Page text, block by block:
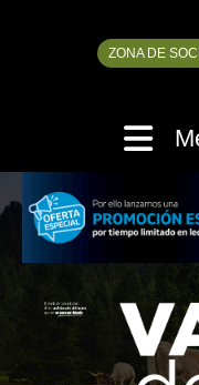
ZONA DE